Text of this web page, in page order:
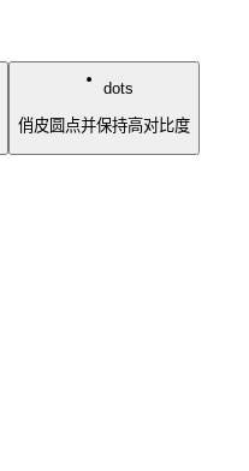
dots
俏皮圆点并保持高对比度